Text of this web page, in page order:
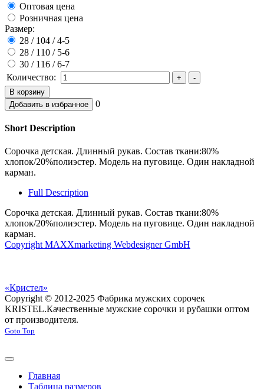
Оптовая цена
Розничная цена
Размер:
28 / 104 / 4-5
28 / 110 / 5-6
30 / 116 / 6-7
Количество:
0
Short Description
Сорочка детская. Длинный рукав. Состав ткани:80%
хлопок/20%полиэстер. Модель на пуговице. Один накладной
карман.
Full Description
Сорочка детская. Длинный рукав. Состав ткани:80%
хлопок/20%полиэстер. Модель на пуговице. Один накладной
карман.
Copyright MAXXmarketing Webdesigner GmbH
«Кристел»
Copyright © 2012-2025 Фабрика мужских сорочек
KRISTEL.Качественные мужские сорочки и рубашки оптом
от производителя.
Goto Top
Главная
Таблица размеров